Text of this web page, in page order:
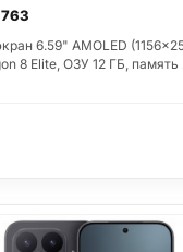
6.59" AMOLED
8 Elite, ОЗУ 12 ГБ,